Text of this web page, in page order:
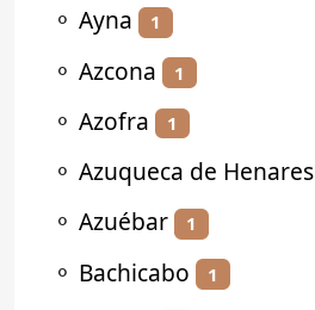
⚬ Ayna 1
⚬ Azcona 1
⚬ Azofra 1
⚬ Azuqueca de Henares
⚬ Azuébar 1
⚬ Bachicabo 1